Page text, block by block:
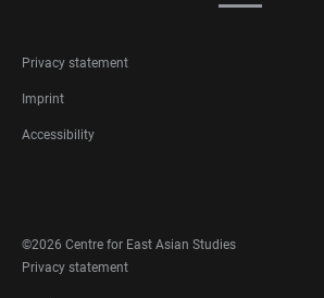
FOOTER
LEGAL
Privacy statement
Imprint
Accessibility
MEDIA
©2026 Centre for East Asian Studies
FOOTER
Privacy statement